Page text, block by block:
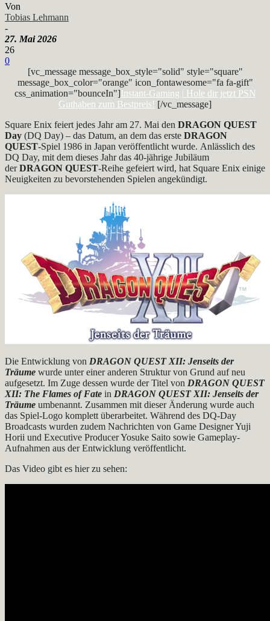
Von
Tobias Lehmann
-
27. Mai 2026
26
0
[vc_message message_box_style="solid" style="square"
message_box_color="orange" icon_fontawesome="fa fa-gift"
css_animation="bounceIn"]Instant-Gaming | Hole dir jetzt PSN
Guthaben zum Bestpreis! [/vc_message]
Square Enix feiert jedes Jahr am 27. Mai den DRAGON QUEST
Day (DQ Day) – das Datum, an dem das erste DRAGON
QUEST-Spiel 1986 in Japan veröffentlicht wurde. Anlässlich des
DQ Day, mit dem dieses Jahr das 40-jährige Jubiläum
derDRAGON QUEST-Reihe gefeiert wird, hat Square Enix einige
Neuigkeiten zu bevorstehenden Spielen angekündigt.
Die Entwicklung von DRAGON QUEST XII: Jenseits der
Träume wurde unter einer anderen Struktur von Grund auf neu
aufgesetzt. Im Zuge dessen wurde der Titel von DRAGON QUEST
XII: The Flames of Fate in DRAGON QUEST XII: Jenseits der
Träume umbenannt. Zusammen mit dieser Änderung wurde auch
das Spiel-Logo komplett überarbeitet. Während des DQ-Day
Broadcasts wurden zudem Nachrichten von Game Designer Yuji
Horii und Executive Producer Yosuke Saito sowie Gameplay-
Aufnahmen aus der Entwicklung veröffentlicht.
Das Video gibt es hier zu sehen: